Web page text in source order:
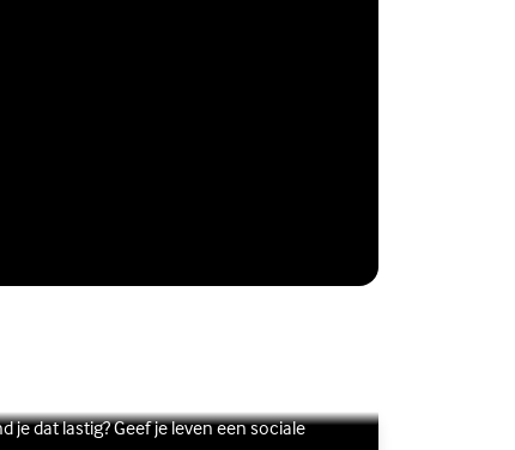
je dat lastig? Geef je leven een sociale
over Vriendschap
link)